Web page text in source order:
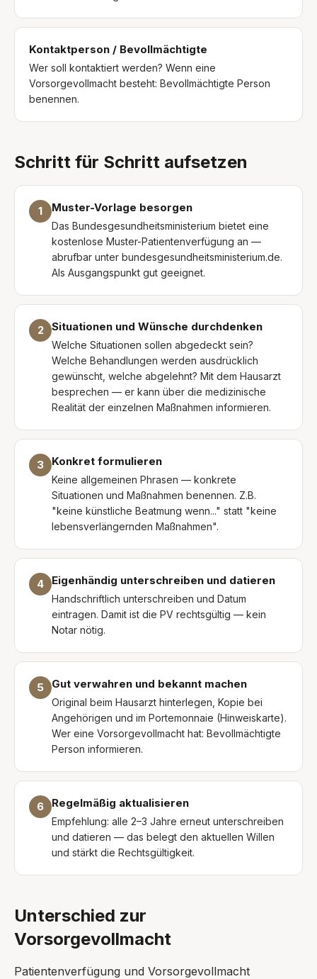
Kontaktperson / Bevollmächtigte
Wer soll kontaktiert werden? Wenn eine
Vorsorgevollmacht besteht: Bevollmächtigte Person
benennen.
Schritt für Schritt aufsetzen
1 Muster-Vorlage besorgen
Das Bundesgesundheitsministerium bietet eine
kostenlose Muster-Patientenverfügung an —
abrufbar unter bundesgesundheitsministerium.de.
Als Ausgangspunkt gut geeignet.
2 Situationen und Wünsche durchdenken
Welche Situationen sollen abgedeckt sein?
Welche Behandlungen werden ausdrücklich
gewünscht, welche abgelehnt? Mit dem Hausarzt
besprechen — er kann über die medizinische
Realität der einzelnen Maßnahmen informieren.
3 Konkret formulieren
Keine allgemeinen Phrasen — konkrete
Situationen und Maßnahmen benennen. Z.B.
"keine künstliche Beatmung wenn..." statt "keine
lebensverlängernden Maßnahmen".
4 Eigenhändig unterschreiben und datieren
Handschriftlich unterschreiben und Datum
eintragen. Damit ist die PV rechtsgültig — kein
Notar nötig.
5 Gut verwahren und bekannt machen
Original beim Hausarzt hinterlegen, Kopie bei
Angehörigen und im Portemonnaie (Hinweiskarte).
Wer eine Vorsorgevollmacht hat: Bevollmächtigte
Person informieren.
6 Regelmäßig aktualisieren
Empfehlung: alle 2–3 Jahre erneut unterschreiben
und datieren — das belegt den aktuellen Willen
und stärkt die Rechtsgültigkeit.
Unterschied zur
Vorsorgevollmacht
Patientenverfügung und Vorsorgevollmacht